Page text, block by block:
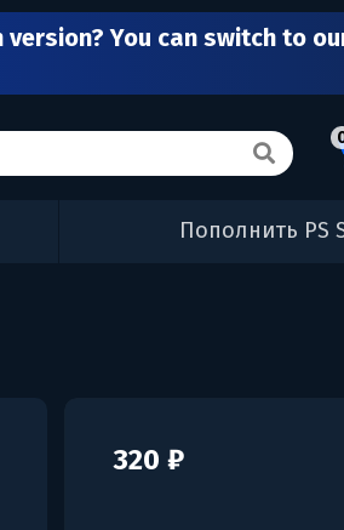
version? You can switch to
Пополнить PS
320 ₽